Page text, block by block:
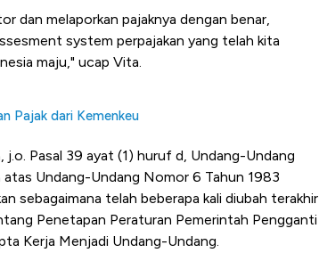
dan melaporkan pajaknya dengan benar,
system perpajakan yang telah kita
maju," ucap Vita.
Pajak dari Kemenkeu
Pasal 39 ayat (1) huruf d, Undang-Undang
Undang-Undang Nomor 6 Tahun 1983
sebagaimana telah beberapa kali diubah terakhir
Penetapan Peraturan Pemerintah Pengganti
Kerja Menjadi Undang-Undang.